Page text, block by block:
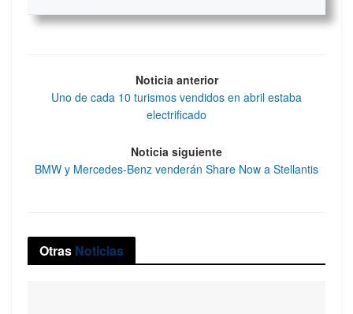
Noticia anterior
Uno de cada 10 turismos vendidos en abril estaba
electrificado
Noticia siguiente
BMW y Mercedes-Benz venderán Share Now a Stellantis
Otras Noticias